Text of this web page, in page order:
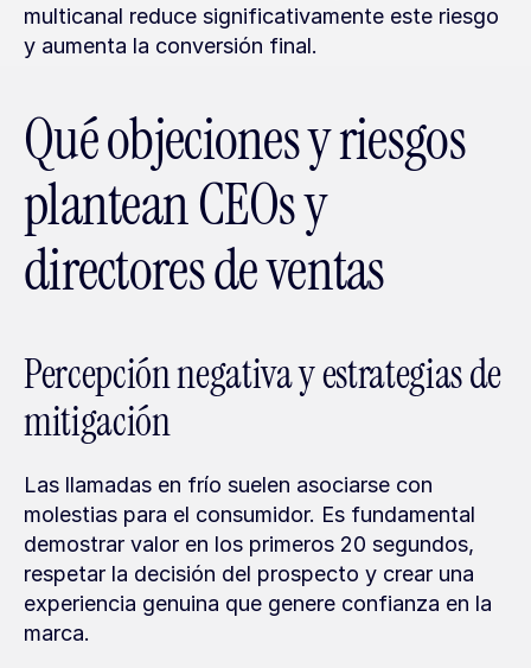
multicanal reduce significativamente este riesgo
y aumenta la conversión final.
Qué objeciones y riesgos
plantean CEOs y
directores de ventas
Percepción negativa y estrategias de
mitigación
Las llamadas en frío suelen asociarse con
molestias para el consumidor. Es fundamental
demostrar valor en los primeros 20 segundos,
respetar la decisión del prospecto y crear una
experiencia genuina que genere confianza en la
marca.